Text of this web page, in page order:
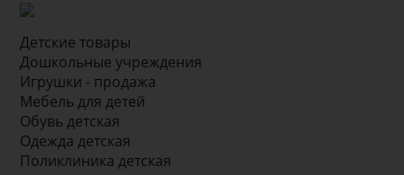
Детские товары
Дошкольные учреждения
Игрушки - продажа
Мебель для детей
Обувь детская
Одежда детская
Поликлиника детская